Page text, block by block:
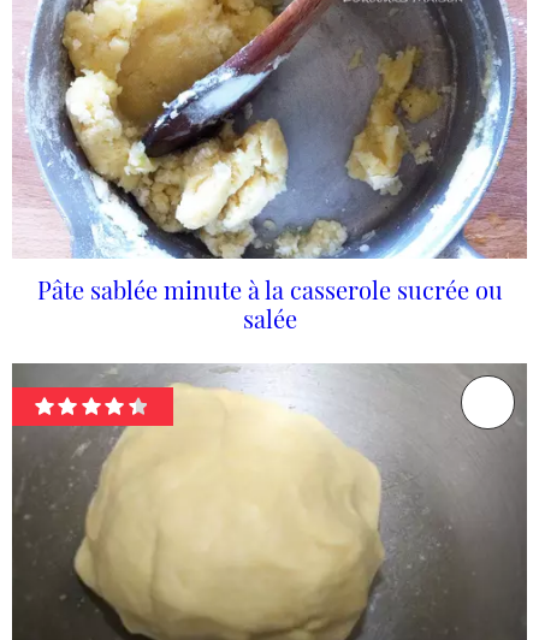
Pâte sablée minute à la casserole sucrée ou
salée